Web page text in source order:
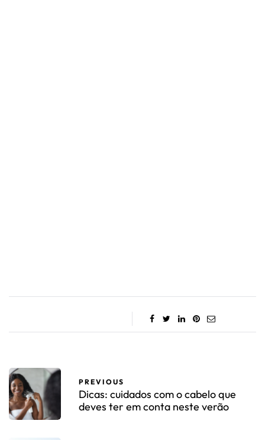
PREVIOUS
Dicas: cuidados com o cabelo que
deves ter em conta neste verão